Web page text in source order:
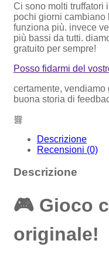
Ci sono molti truffatori
pochi giorni cambiano
funziona più. invece
più bassi da tutti.
gratuito per sempre!
Posso fidarmi del
certamente,
buona storia di
Descrizione
Recensioni (0)
Descrizione
🎮 Gioco
originale!